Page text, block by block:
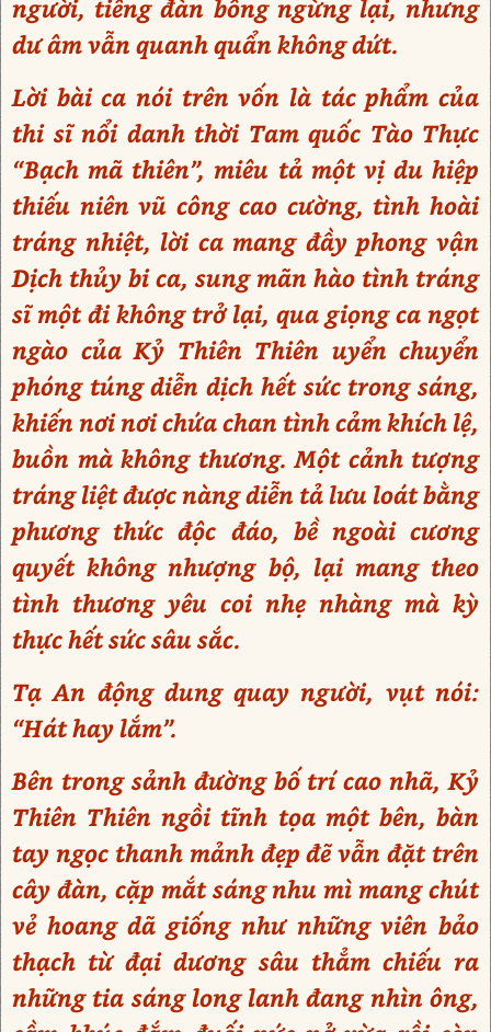
người, tiếng đàn bỗng ngừng lại, nhưng
dư âm vẫn quanh quẩn không dứt.
Lời bài ca nói trên vốn là tác phẩm của
thi sĩ nổi danh thời Tam quốc Tào Thực
“Bạch mã thiên”, miêu tả một vị du hiệp
thiếu niên vũ công cao cường, tình hoài
tráng nhiệt, lời ca mang đầy phong vận
Dịch thủy bi ca, sung mãn hào tình tráng
sĩ một đi không trở lại, qua giọng ca ngọt
ngào của Kỷ Thiên Thiên uyển chuyển
phóng túng diễn dịch hết sức trong sáng,
khiến nơi nơi chứa chan tình cảm khích lệ,
buồn mà không thương. Một cảnh tượng
tráng liệt được nàng diễn tả lưu loát bằng
phương thức độc đáo, bề ngoài cương
quyết không nhượng bộ, lại mang theo
tình thương yêu coi nhẹ nhàng mà kỳ
thực hết sức sâu sắc.
Tạ An động dung quay người, vụt nói:
“Hát hay lắm”.
Bên trong sảnh đường bố trí cao nhã, Kỷ
Thiên Thiên ngồi tĩnh tọa một bên, bàn
tay ngọc thanh mảnh đẹp đẽ vẫn đặt trên
cây đàn, cặp mắt sáng nhu mì mang chút
vẻ hoang dã giống như những viên bảo
thạch từ đại dương sâu thẳm chiếu ra
những tia sáng long lanh đang nhìn ông,